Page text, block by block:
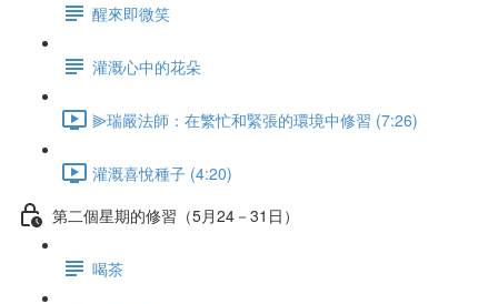
醒來即微笑
灌溉心中的花朵
⫸瑞嚴法師：在繁忙和緊張的環境中修習 (7:26)
灌溉喜悅種子 (4:20)
第二個星期的修習（5月24－31日）
喝茶